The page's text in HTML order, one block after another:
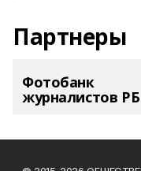
Партнеры
Фотобанк
журналистов РБ